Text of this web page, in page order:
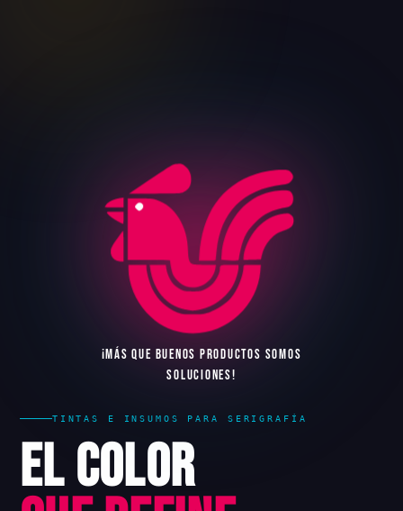
TINTAS E INSUMOS PARA SERIGRAFÍA
El Color
¡MÁS QU E BU ENOS P RO DUCTOS SO M OS
SO LUC O N ES!